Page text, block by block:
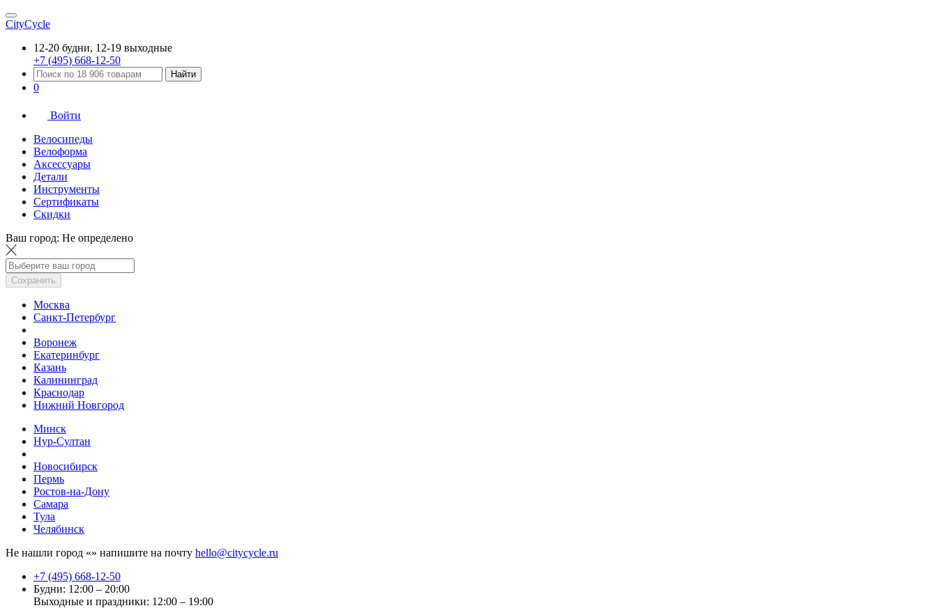
CityCycle
12-20 будни, 12-19 выходные
+7 (495) 668-12-50
Найти
0
Войти
Велосипеды
Велоформа
Аксессуары
Детали
Инструменты
Сертификаты
Скидки
Ваш город: Не определено
Сохранить
Москва
Санкт-Петербург
Воронеж
Екатеринбург
Казань
Калининград
Краснодар
Нижний Новгород
Минск
Нур-Султан
Новосибирск
Пермь
Ростов-на-Дону
Самара
Тула
Челябинск
Не нашли город «» напишите на почту hello@citycycle.ru
+7 (495) 668-12-50
Будни: 12:00 – 20:00
Выходные и праздники: 12:00 – 19:00